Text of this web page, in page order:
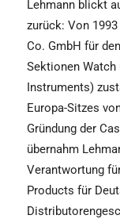
Lehmann blickt
zurück: Von
Co. GmbH für
Sektionen Watch
Instruments)
Europa-Sitzes
Gründung der
übernahm
Verantwortung
Products für